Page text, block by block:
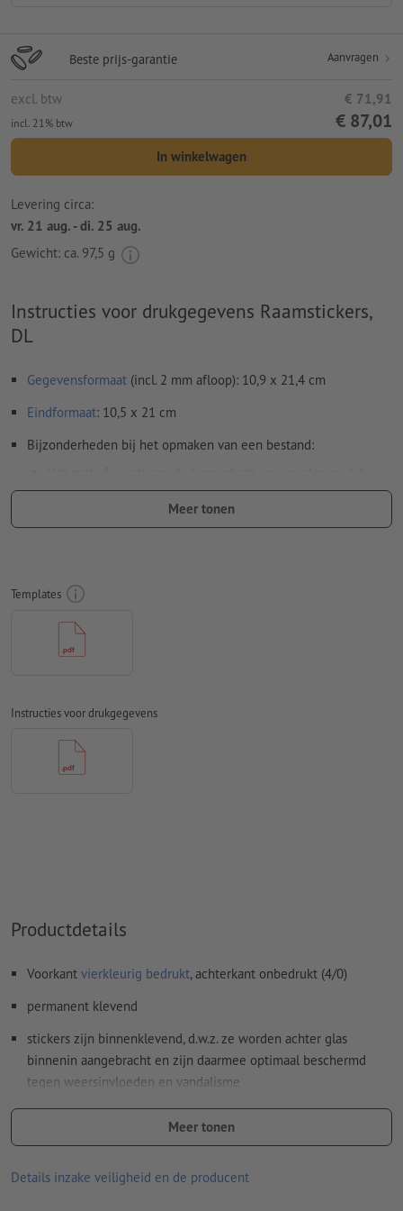
Beste prijs-garantie Aanvragen
excl. btw € 71,91
incl. 21% btw € 87,01
In winkelwagen
Levering circa:
vr. 21 aug. - di. 25 aug.
Gewicht: ca. 97,5 g
Instructies voor drukgegevens Raamstickers,
DL
Gegevensformaat (incl. 2 mm afloop): 10,9 x 21,4 cm
Eindformaat: 10,5 x 21 cm
Bijzonderheden bij het opmaken van een bestand:
geplakt en buiten bekeken. De daarvoor benodigde
spiegeling van de drukgegevens voeren wij uit.
Rondom 2 mm
ten minste 4 mm afstand ten opzichte van het eindformaat
Kleurmodus:
papier
Overdrukinstellingenworden door ons niet gecontroleerd
Transparanties
Meer tonen
Templates
Instructies voor drukgegevens
Productdetails
Voorkant vierkleurig bedrukt, achterkant onbedrukt (4/0)
permanent klevend
stickers zijn binnenklevend, d.w.z. ze worden achter glas
binnenin aangebracht en zijn daarmee optimaal beschermd
tegen weersinvloeden en vandalisme
reclameboodschappen zijn ideaal leesbaar van buitenaf
ideaal als bescherming tegen inkijk, decoratie of klassieke
Meer tonen
Details inzake veiligheid en de producent